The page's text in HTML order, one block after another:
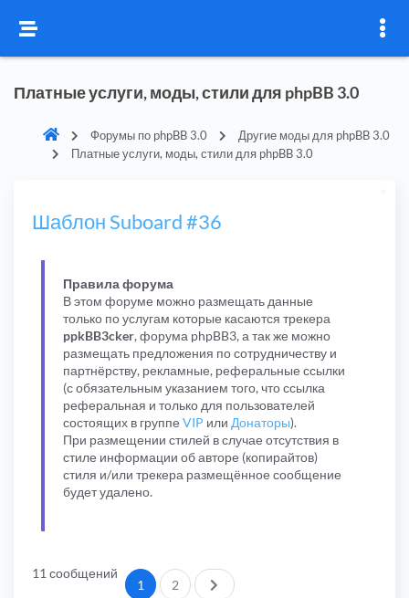
Платные услуги, моды, стили для phpBB 3.0
Форумы по phpBB 3.0
Другие моды для phpBB 3.0
Платные услуги, моды, стили для phpBB 3.0
Шаблон Suboard #36
Правила форума
В этом форуме можно размещать данные
только по услугам которые касаются трекера
ppkBB3cker, форума phpBB3, а так же можно
размещать предложения по сотрудничеству и
партнёрству, рекламные, реферальные ссылки
(с обязательным указанием того, что ссылка
реферальная и только для пользователей
состоящих в группе VIP или Донаторы).
При размещении стилей в случае отсутствия в
стиле информации об авторе (копирайтов)
стиля и/или трекера размещённое сообщение
будет удалено.
11 сообщений
1 2 След.